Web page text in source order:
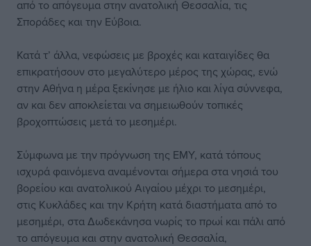
από το απόγευμα στην ανατολική Θεσσαλία, τις
Σποράδες και την Εύβοια.
Κατά τ’ άλλα, νεφώσεις με βροχές και καταιγίδες θα
επικρατήσουν στο μεγαλύτερο μέρος της χώρας, ενώ
στην Αθήνα η μέρα ξεκίνησε με ήλιο και λίγα σύννεφα,
αν και δεν αποκλείεται να σημειωθούν τοπικές
βροχοπτώσεις μετά το μεσημέρι.
Σύμφωνα με την πρόγνωση της ΕΜΥ, κατά τόπους
ισχυρά φαινόμενα αναμένονται σήμερα στα νησιά του
βορείου και ανατολικού Αιγαίου μέχρι το μεσημέρι,
στις Κυκλάδες και την Κρήτη κατά διαστήματα από το
μεσημέρι, στα Δωδεκάνησα νωρίς το πρωί και πάλι από
το απόγευμα και στην ανατολική Θεσσαλία,